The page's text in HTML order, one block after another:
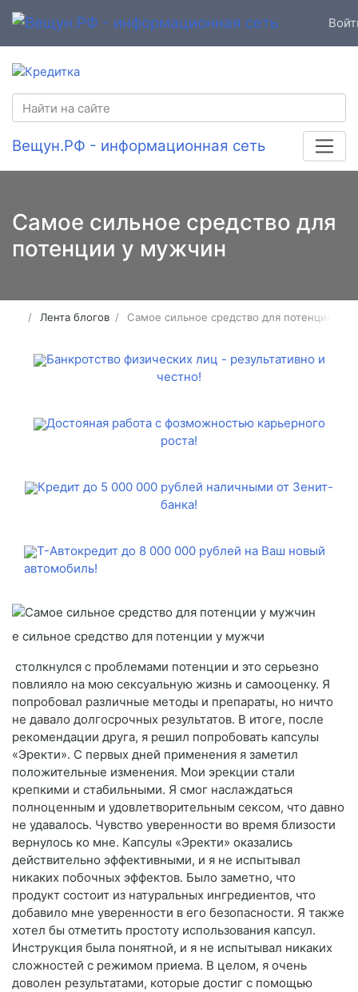
Вещун.РФ - информационная сеть
Самое сильное средство для
потенции у мужчин
Лента блогов Самое сильное средство для потенции у
Банкротство физических лиц - результативно и
честно!
Достояная работа с фозможностью карьерного
роста!
Кредит до 5 000 000 рублей наличными от Зенит-
банка!
Т-Автокредит до 8 000 000 рублей на Ваш новый
автомобиль!
е сильное средство для потенции у мужчи
столкнулся с проблемами потенции и это серьезно
повлияло на мою сексуальную жизнь и самооценку. Я
попробовал различные методы и препараты, но ничто
не давало долгосрочных результатов. В итоге, после
рекомендации друга, я решил попробовать капсулы
«Эректи». С первых дней применения я заметил
положительные изменения. Мои эрекции стали
крепкими и стабильными. Я смог наслаждаться
полноценным и удовлетворительным сексом, что давно
не удавалось. Чувство уверенности во время близости
вернулось ко мне. Капсулы «Эректи» оказались
действительно эффективными, и я не испытывал
никаких побочных эффектов. Было заметно, что
продукт состоит из натуральных ингредиентов, что
добавило мне уверенности в его безопасности. Я также
хотел бы отметить простоту использования капсул.
Инструкция была понятной, и я не испытывал никаких
сложностей с режимом приема. В целом, я очень
доволен результатами, которые достиг с помощью